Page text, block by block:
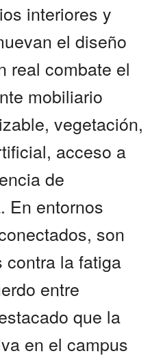
interiores y
el diseño
real combate el
mobiliario
vegetación,
acceso a
de
En entornos
son
contra la fatiga
entre
que la
en el campus